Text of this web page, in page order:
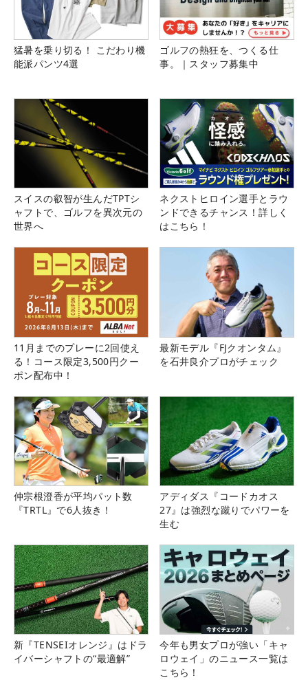
猛暑を乗り切る！ こだわり機
能派パンツ4選
ゴルフの熱狂を、つくる仕
事。｜スタッフ募集中
スイスの叡智が生んだTPTシ
ャフトで、ゴルフを異次元の
世界へ
ネクストヒロイン選手とラウ
ンドできるチャンス！詳しく
はこちら！
11月までのプレーに2回使え
る！コース限定3,500円クー
ポン配布中！
最新モデル『FJクオンタム』
を石井良介プロがチェック
仲宗根澄香が平均パット数
『TRTL』で6人抜き！
アディダス『コードカオス
27』は強烈な蹴りでパワーを
生む
新『TENSEIオレンジ』はドラ
イバーシャフトの“最適解”
今年も男女プロが強い「キャ
ロウェイ」のニュース一覧は
こちら！